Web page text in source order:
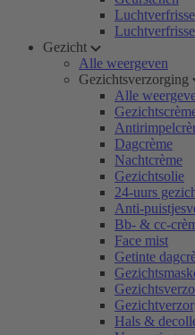
Gezicht
Alle weergeven
Gezichtsverzorging
Alle
Dagcrème
Nachtcrème
Gezichtsolie
24-uurs
Anti-
Bb- & cc-
Face mist
Getinte
Hals &